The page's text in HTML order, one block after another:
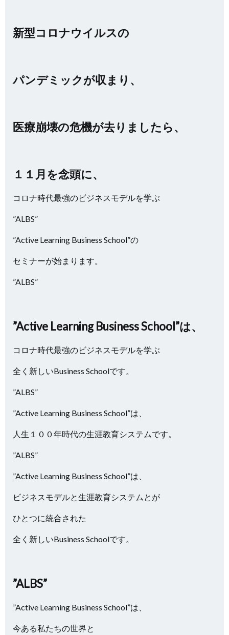
新型コロナウイルスの
パンデミックが収まり、
医療崩壊の危機が去りましたら、
１１月を念頭に、
コロナ時代最強のビジネスモデルを学ぶ
”ALBS”
”Active Learning Business School”の
セミナーが始まります。
”ALBS”
”Active Learning Business School”は、
コロナ時代最強のビジネスモデルを学ぶ
全く新しいBusiness Schoolです。
”ALBS”
”Active Learning Business School”は、
人生１００年時代の生涯教育システムです。
”ALBS”
”Active Learning Business School”は、
ビジネスモデルと生涯教育システムとが
ひとつに統合された
全く新しいBusiness Schoolです。
”ALBS”
”Active Learning Business School”は、
今ある私たちの世界と